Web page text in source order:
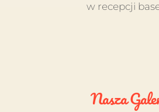
w recepcji
Nasza